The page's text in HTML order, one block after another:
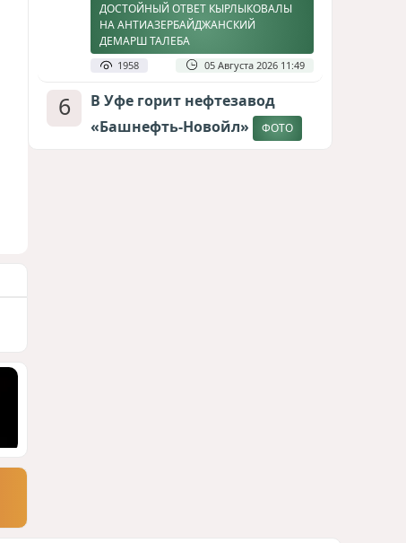
ДОСТОЙНЫЙ ОТВЕТ КЫРЛЫКОВАЛЫ
НА АНТИАЗЕРБАЙДЖАНСКИЙ
ДЕМАРШ ТАЛЕБА
1958 05 Августа 2026 11:49
6
В Уфе горит нефтезавод
«Башнефть-Новойл»
ФОТО